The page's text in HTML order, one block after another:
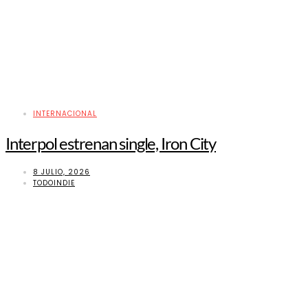
INTERNACIONAL
Interpol estrenan single, Iron City
8 JULIO, 2026
TODOINDIE